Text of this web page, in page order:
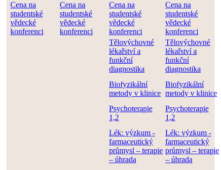
Cena na
studentské
vědecké
konferenci
Cena na
studentské
vědecké
konferenci
Cena na
studentské
vědecké
konferenci
Cena na
studentské
vědecké
konferenci
Tělovýchovné
lékařství a
funkční
diagnostika
Tělovýchovné
lékařství a
funkční
diagnostika
Biofyzikální
metody v klinice
Biofyzikální
metody v klinice
Psychoterapie
1,2
Psychoterapie
1,2
Lék: výzkum -
farmaceutický
průmysl – terapie
– úhrada
Lék: výzkum -
farmaceutický
průmysl – terapie
– úhrada